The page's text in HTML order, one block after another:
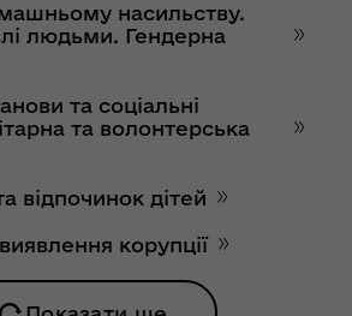
насильству.
людьми. Гендерна
та соціальні
та волонтерська
відпочинок дітей
корупції